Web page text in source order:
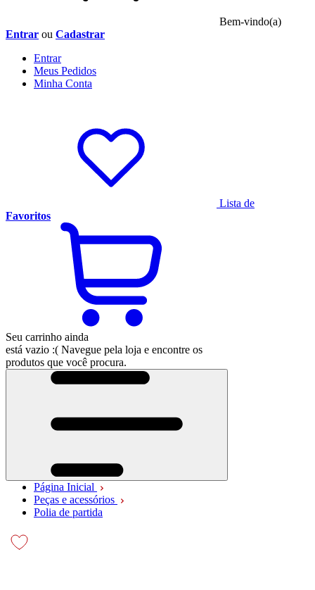
Bem-vindo(a)
Entrar ou Cadastrar
Entrar
Meus Pedidos
Minha Conta
Lista de
Favoritos
Seu carrinho ainda
está vazio :( Navegue pela loja e encontre os
produtos que você procura.
Página Inicial
Peças e acessórios
Polia de partida